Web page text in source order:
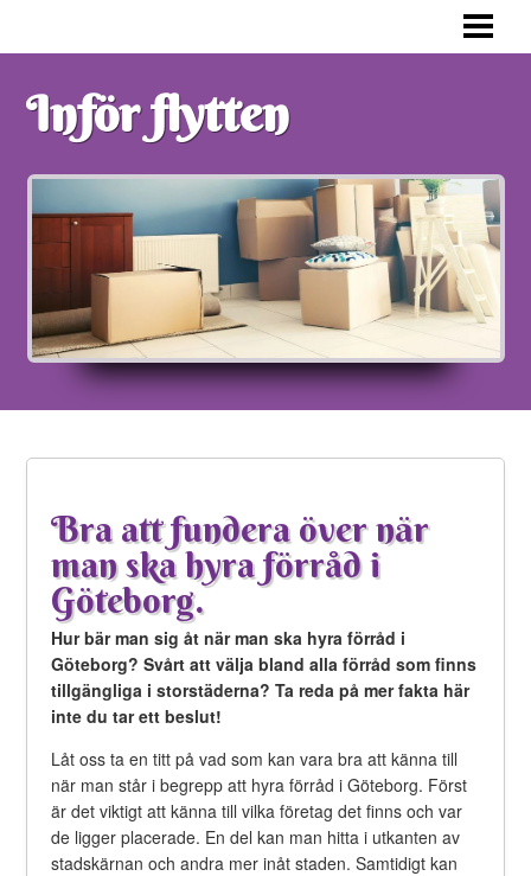
FLYTTPACKA RÄTT
VAD SKA MAN TÄNKA PÅ
BLOGG
Inför flytten
Bra att fundera över när
man ska hyra förråd i
Göteborg.
Hur bär man sig åt när man ska hyra förråd i
Göteborg? Svårt att välja bland alla förråd som finns
tillgängliga i storstäderna? Ta reda på mer fakta här
inte du tar ett beslut!
Låt oss ta en titt på vad som kan vara bra att känna till
när man står i begrepp att hyra förråd i Göteborg. Först
är det viktigt att känna till vilka företag det finns och var
de ligger placerade. En del kan man hitta i utkanten av
stadskärnan och andra mer inåt staden. Samtidigt kan